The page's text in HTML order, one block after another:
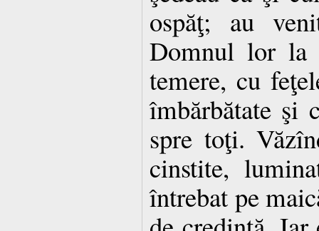
ospăţ; au
Domnul lor la
temere, cu
îmbărbătate şi
spre toţi.
cinstite,
întrebat pe